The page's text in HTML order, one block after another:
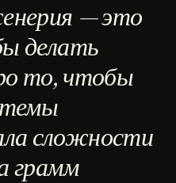
— это
делать
то, чтобы
сложности
грамм